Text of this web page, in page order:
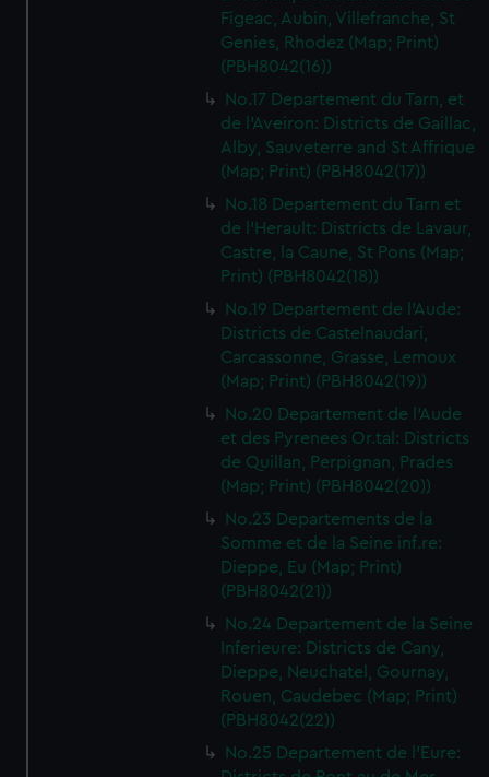
Figeac, Aubin, Villefranche, St
Genies, Rhodez (Map; Print)
(PBH8042(16))
No.17 Departement du Tarn, et
de l'Aveiron: Districts de Gaillac,
Alby, Sauveterre and St Affrique
(Map; Print) (PBH8042(17))
No.18 Departement du Tarn et
de l'Herault: Districts de Lavaur,
Castre, la Caune, St Pons (Map;
Print) (PBH8042(18))
No.19 Departement de l'Aude:
Districts de Castelnaudari,
Carcassonne, Grasse, Lemoux
(Map; Print) (PBH8042(19))
No.20 Departement de l'Aude
et des Pyrenees Or.tal: Districts
de Quillan, Perpignan, Prades
(Map; Print) (PBH8042(20))
No.23 Departements de la
Somme et de la Seine inf.re:
Dieppe, Eu (Map; Print)
(PBH8042(21))
No.24 Departement de la Seine
Inferieure: Districts de Cany,
Dieppe, Neuchatel, Gournay,
Rouen, Caudebec (Map; Print)
(PBH8042(22))
No.25 Departement de l'Eure: